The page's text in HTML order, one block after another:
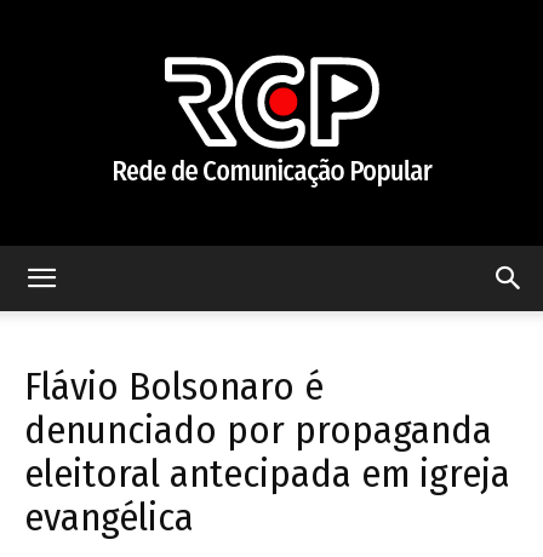
Flávio Bolsonaro é
denunciado por propaganda
eleitoral antecipada em igreja
evangélica